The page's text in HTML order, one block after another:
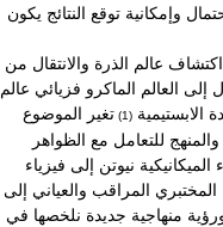
وإمكانية توقع النتائج يكون
عالم الذرة والانتقال من
إلى العالم الماكرو فزيائي عالم
الابستيمية (1)
تغير الموضوع
للتعامل مع الظواهر
الميكانيكية نيوتن إلى فيزياء
المراقب والعياني إلى
منهاجية جديدة نلخصها في